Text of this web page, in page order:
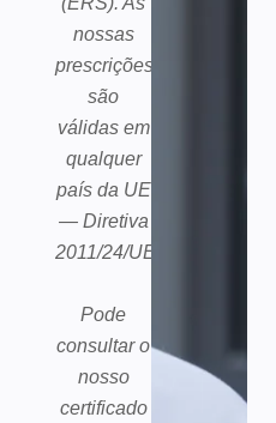
nossas
prescrições
são
válidas em
qualquer
país da UE
— Diretiva
2011/24/UE.
Pode
consultar o
nosso
certificado